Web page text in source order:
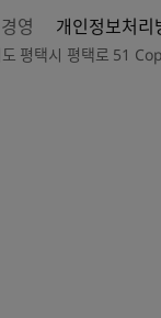
영 개인정보처리
도 평택시 평택로